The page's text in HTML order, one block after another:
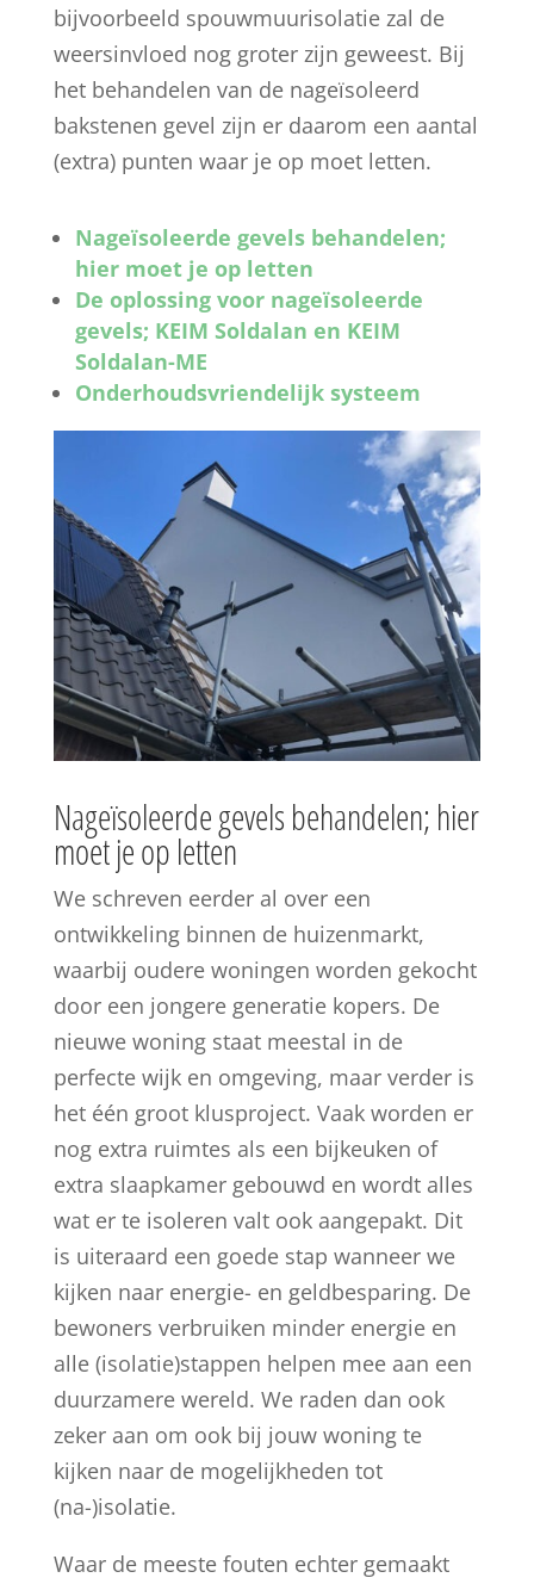
bijvoorbeeld spouwmuurisolatie zal de
weersinvloed nog groter zijn geweest. Bij
het behandelen van de nageïsoleerd
bakstenen gevel zijn er daarom een aantal
(extra) punten waar je op moet letten.
Nageïsoleerde gevels behandelen;
hier moet je op letten
De oplossing voor nageïsoleerde
gevels; KEIM Soldalan en KEIM
Soldalan-ME
Onderhoudsvriendelijk systeem
Nageïsoleerde gevels behandelen; hier
moet je op letten
We schreven eerder al over een
ontwikkeling binnen de huizenmarkt,
waarbij oudere woningen worden gekocht
door een jongere generatie kopers. De
nieuwe woning staat meestal in de
perfecte wijk en omgeving, maar verder is
het één groot klusproject. Vaak worden er
nog extra ruimtes als een bijkeuken of
extra slaapkamer gebouwd en wordt alles
wat er te isoleren valt ook aangepakt. Dit
is uiteraard een goede stap wanneer we
kijken naar energie- en geldbesparing. De
bewoners verbruiken minder energie en
alle (isolatie)stappen helpen mee aan een
duurzamere wereld. We raden dan ook
zeker aan om ook bij jouw woning te
kijken naar de mogelijkheden tot
(na-)isolatie.
Waar de meeste fouten echter gemaakt